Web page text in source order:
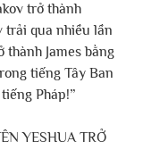
trở thành
trải qua nhiều lần
thành James bằng
tiếng Tây Ban
Pháp!”
YESHUA TRỞ